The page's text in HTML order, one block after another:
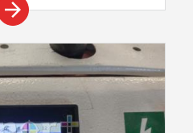
arrow_forward